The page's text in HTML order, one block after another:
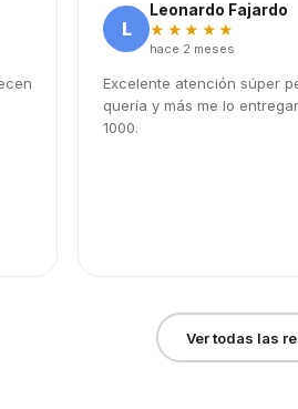
L
Leonardo Fajardo
★★★★★
hace 2 meses
Excelente atención súper
quería y más me lo
1000.
Ver todas las